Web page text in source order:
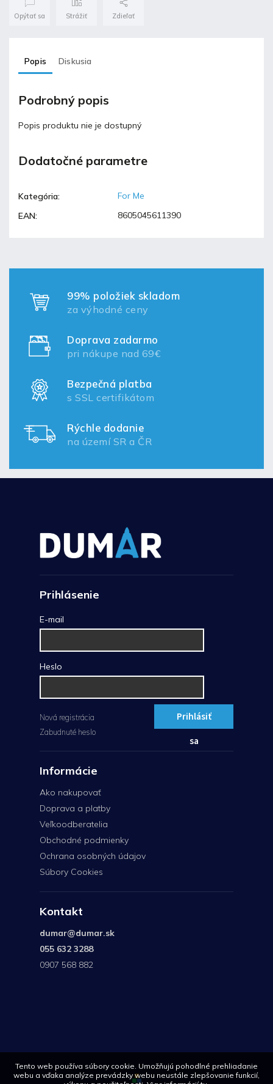
Tento web používa súbory cookie. Umožňujú pohodlné prehliadanie
webu a vďaka analýze prevádzky webu neustále zlepšovanie funkcií,
Opýtať sa Strážiť Zdieľať
Popis Diskusia
Podrobný popis
Popis produktu nie je dostupný
Dodatočné parametre
Kategória:
For Me
EAN: 8605045611390
99% položiek skladom
za výhodné ceny
Doprava zadarmo
pri nákupe nad 69€
Bezpečná platba
s SSL certifikátom
Rýchle dodanie
na území SR a ČR
Prihlásenie
E-mail
Heslo
Prihlásiť
sa
Nová registrácia
Zabudnuté heslo
Informácie
Ako nakupovať
Doprava a platby
Veľkoodberatelia
Obchodné podmienky
Ochrana osobných údajov
Súbory Cookies
Kontakt
dumar@dumar.sk
055 632 3288
0907 568 882
568